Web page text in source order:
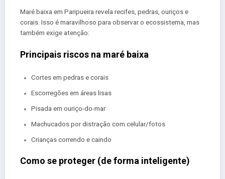
Maré baixa em Paripueira revela recifes, pedras, ouriços e
corais. Isso é maravilhoso para observar o ecossistema, mas
também exige atenção:
Principais riscos na maré baixa
Cortes em pedras e corais
Escorregões em áreas lisas
Pisada em ouriço-do-mar
Machucados por distração com celular/fotos
Crianças correndo e caindo
Como se proteger (de forma inteligente)